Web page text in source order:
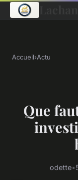
Accueil›Actu
Que
odette•